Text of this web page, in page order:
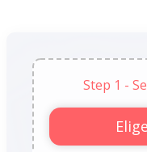
Step 1 -